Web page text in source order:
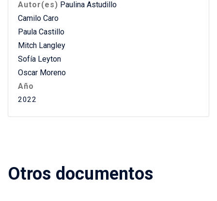
Autor(es) Paulina Astudillo
Camilo Caro
Paula Castillo
Mitch Langley
Sofía Leyton
Oscar Moreno
Año
2022
Otros documentos